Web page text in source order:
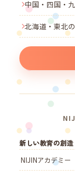
中国・四国・
北海道・東北
新しい教育の創造
NIJINアカデミー